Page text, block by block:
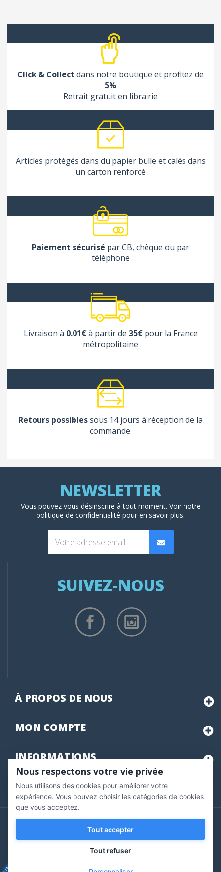
Click & Collect dans notre boutique et profitez de
5%
Retrait gratuit en librairie
Articles protégés dans du papier bulle et calés dans
un carton renforcé
Paiement sécurisé par CB, chèque ou par
téléphone
Livraison à 0.01€à partir de 35€pour la France
métropolitaine
Retours possiblessous 14 jours à réception de la
commande.
Vous pouvez vous désinscrire à tout moment. Voir notre
politique de confidentialité pour en savoir plus.
SUIVEZ-NOUS
À PROPOS DE NOUS
MON COMPTE
INFORMATIONS
Marchand approuvé par la Société des Avis Garantis,
pour vérifier .
Copyright © 2020 Vernazobres Grego - tous droits
réservés.
Nous respectons votre vie privée
Nous utilisons des cookies pour améliorer votre
expérience. Vous pouvez choisir les catégories de cookies
que vous acceptez.
Tout accepter
Tout refuser